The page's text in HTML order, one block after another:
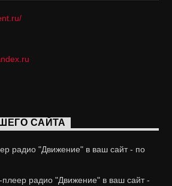
САЙТА
радио "Движение" в ваш сайт - по
плеер радио "Движение" в ваш сайт -